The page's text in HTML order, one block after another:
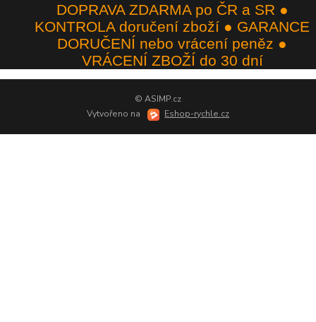
DOPRAVA ZDARMA po ČR a SR ●
KONTROLA doručení zboží ● GARANCE
DORUČENÍ nebo vrácení peněz ●
VRÁCENÍ ZBOŽÍ do 30 dní
© ASIMP.cz
Vytvořeno na
Eshop-rychle.cz